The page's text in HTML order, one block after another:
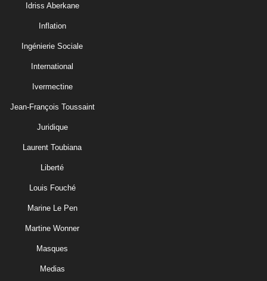
Idriss Aberkane
Inflation
Ingénierie Sociale
International
Ivermectine
Jean-François Toussaint
Juridique
Laurent Toubiana
Liberté
Louis Fouché
Marine Le Pen
Martine Wonner
Masques
Medias